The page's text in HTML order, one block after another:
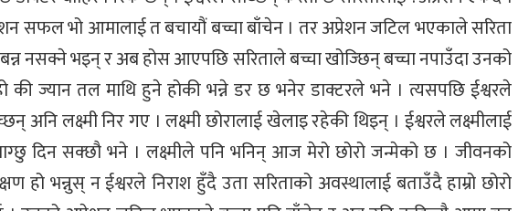
सफल भो आमालाई त बचायौं बच्चा बाँचेन । तर अप्रेशन जटिल भएकाले सरिता
नसक्ने भइन् र अब होस आएपछि सरिताले बच्चा खोज्छिन् बच्चा नपाउँदा उनको
की ज्यान तल माथि हुने होकी भन्ने डर छ भनेर डाक्टरले भने । त्यसपछि ईश्वरले
अनि लक्ष्मी निर गए । लक्ष्मी छोरालाई खेलाइ रहेकी थिइन् । ईश्वरले लक्ष्मीलाई
दिन सक्छौ भने । लक्ष्मीले पनि भनिन् आज मेरो छोरो जन्मेको छ । जीवनको
हो भन्नुस् न ईश्वरले निराश हुँदै उता सरिताको अवस्थालाई बताउँदै हाम्रो छोरो